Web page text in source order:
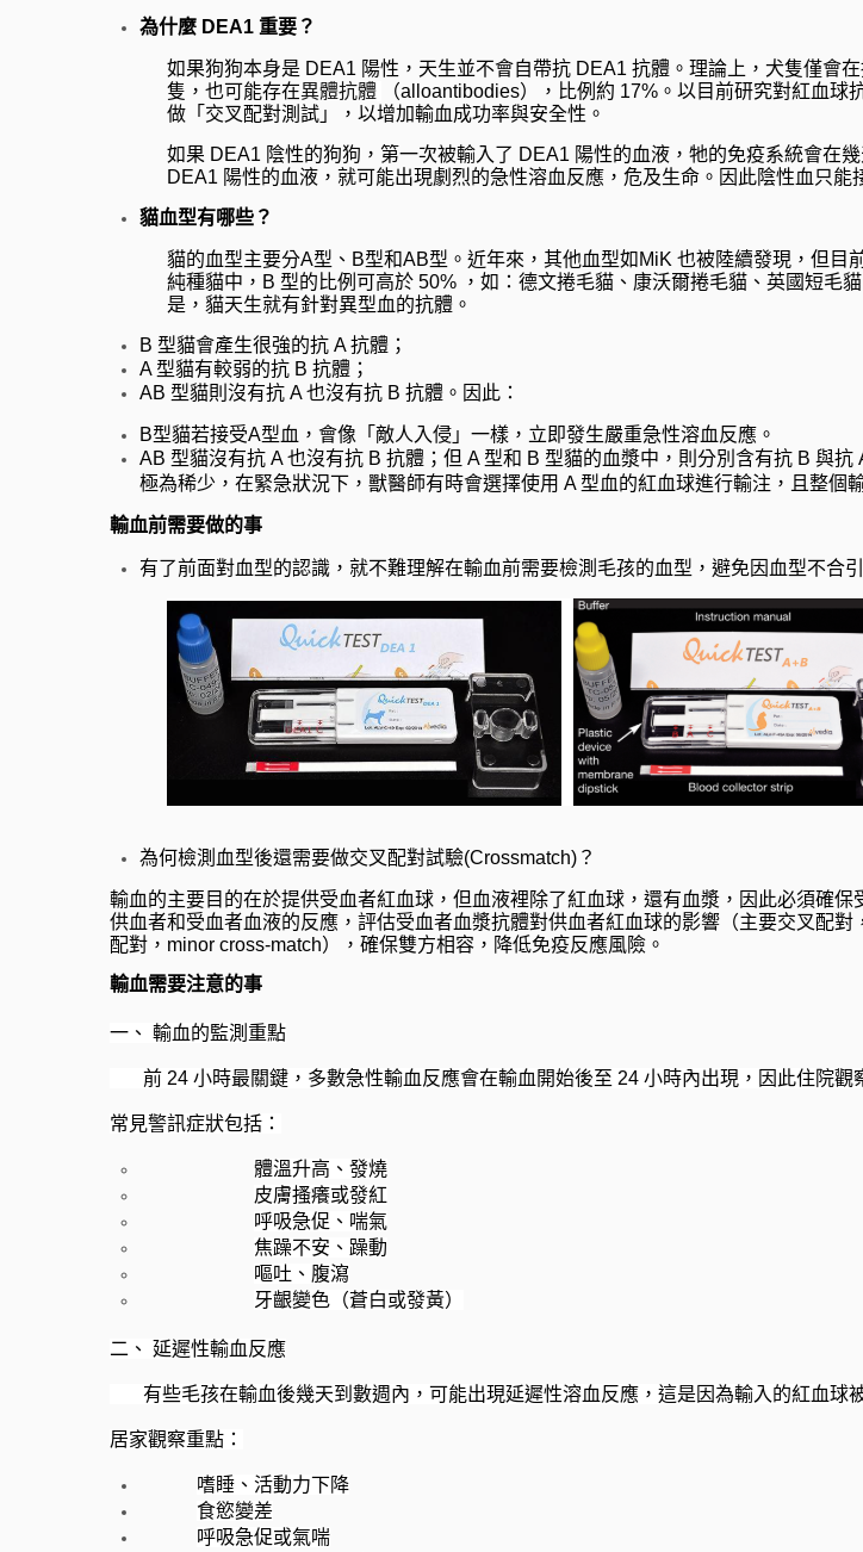
為什麼 DEA1 重要？
如果狗狗本身是 DEA1 陽性，天生並不會自帶抗 DEA1 抗體。理論上，犬隻僅會
隻，也可能存在異體抗體
（alloantibodies），比例約 17%。以目前研究對紅血
做「交叉配對測試」，以增加輸血成功率與安全性。
如果 DEA1 陰性的狗狗，第一次被輸入了 DEA1 陽性的血液，牠的免疫系統會在
DEA1 陽性的血液，就可能出現劇烈的急性溶血反應，危及生命。因此陰性血只能
貓血型有哪些？
貓的血型主要分A型、B型和AB型。近年來，其他血型如MiK 也被陸續發現，但
純種貓中，B 型的比例可高於 50% ，如：德文捲毛貓、康沃爾捲毛貓、英國短毛
是，貓天生就有針對異型血的抗體。
B 型貓會產生很強的抗 A 抗體；
A 型貓有較弱的抗 B 抗體；
AB 型貓則沒有抗 A 也沒有抗 B 抗體。因此：
B型貓若接受A型血，會像「敵人入侵」一樣，立即發生嚴重急性溶血反應。
AB 型貓沒有抗 A 也沒有抗 B 抗體；但 A 型和 B 型貓的血漿中，則分別含有抗 B 與
極為稀少，在緊急狀況下，獸醫師有時會選擇使用 A 型血的紅血球進行輸注，且整個
輸血前需要做的事
有了前面對血型的認識，就不難理解在輸血前需要檢測毛孩的血型，避免因血型不合
為何檢測血型後還需要做交叉配對試驗(Crossmatch)？
輸血的主要目的在於提供受血者紅血球，但血液裡除了紅血球，還有血漿，因此必須確
供血者和受血者血液的反應，評估受血者血漿抗體對供血者紅血球的影響（主要交叉配
配對，minor cross-match），確保雙方相容，降低免疫反應風險。
輸血需要注意的事
一、 輸血的監測重點
前 24 小時最關鍵，多數急性輸血反應會在輸血開始後至 24 小時內出現，因此住院觀
常見警訊症狀包括：
體溫升高、發燒
皮膚搔癢或發紅
呼吸急促、喘氣
焦躁不安、躁動
嘔吐、腹瀉
牙齦變色（蒼白或發黃）
二、 延遲性輸血反應
有些毛孩在輸血後幾天到數週內，可能出現延遲性溶血反應，這是因為輸入的紅血球
居家觀察重點：
嗜睡、活動力下降
食慾變差
呼吸急促或氣喘